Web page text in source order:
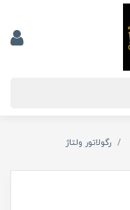
رگولاتور ولتاژ